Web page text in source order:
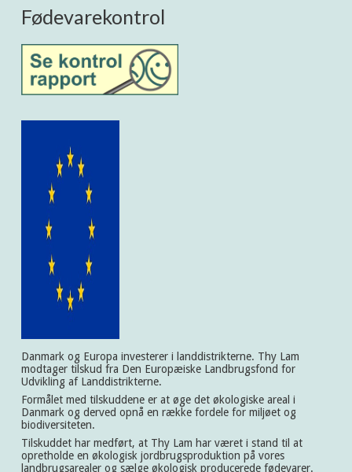
Fødevarekontrol
Danmark og Europa investerer i landdistrikterne. Thy Lam
modtager tilskud fra Den Europæiske Landbrugsfond for
Udvikling af Landdistrikterne.
Formålet med tilskuddene er at øge det økologiske areal i
Danmark og derved opnå en række fordele for miljøet og
biodiversiteten.
Tilskuddet har medført, at Thy Lam har været i stand til at
opretholde en økologisk jordbrugsproduktion på vores
landbrugsarealer og sælge økologisk producerede fødevarer.